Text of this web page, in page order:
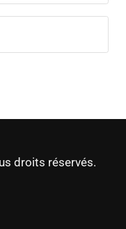
droits réservés.